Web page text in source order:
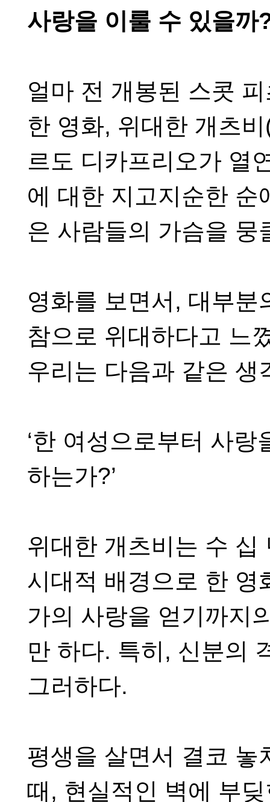
사랑을 이룰 수 있을까
얼마 전 개봉된 스콧
한 영화, 위대한 개츠비
르도 디카프리오가 열
에 대한 지고지순한 순
은 사람들의 가슴을 뭉
영화를 보면서 , 대부분
참으로 위대하다고 느
우리는 다음과 같은 생
‘한 여성으로부터 사랑
하는가?’
위대한 개츠비는 수
시대적 배경으로 한 영
가의 사랑을 얻기까지
만 하다. 특히 , 신분의
그러하다.
평생을 살면서 결코 놓
때, 현실적인 벽에 부